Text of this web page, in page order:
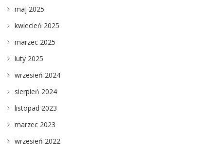
maj 2025
kwiecień 2025
marzec 2025
luty 2025
wrzesień 2024
sierpień 2024
listopad 2023
marzec 2023
wrzesień 2022